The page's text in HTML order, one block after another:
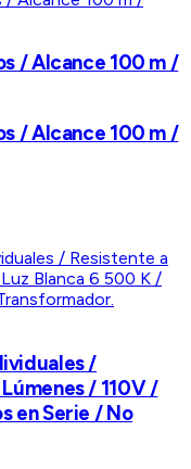
/ Alcance 100 m /
/ Alcance 100 m /
/
/ 110V /
en Serie / No